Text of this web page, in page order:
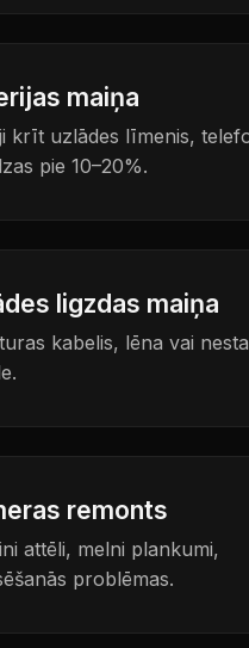
maiņa
krīt uzlādes līmenis,
pie 10–20%.
ligzdas maiņa
kabelis, lēna vai
remonts
attēli, melni plankumi,
problēmas.